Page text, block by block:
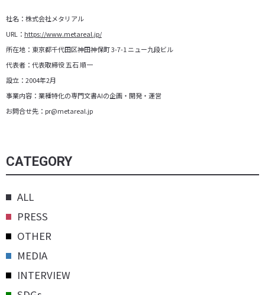
社名：株式会社メタリアル
URL： https://www.metareal.jp/
所在地：東京都千代田区神田神保町 3-7-1 ニュー九段ビル
代表者：代表取締役 五石 順一
設立：2004年2月
事業内容：業種特化の専門文書AIの企画・開発・運営
お問合せ先：pr@metareal.jp
CATEGORY
ALL
PRESS
OTHER
MEDIA
INTERVIEW